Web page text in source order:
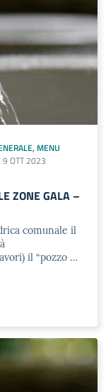
, MENU
9 OTT 2023
ZONE GALA –
comunale il
il “pozzo …